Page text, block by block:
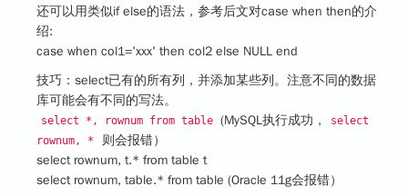
还可以用类似if else的语法，参考后文对case when then的介
绍:
case when col1='xxx' then col2 else NULL end
技巧：select已有的所有列，并添加某些列。注意不同的数据
库可能会有不同的写法。
select *, rownum from table (MySQL执行成功，
select
rownum, *
则会报错）
select rownum, t.* from table t
select rownum, table.* from table (Oracle 11g会报错）